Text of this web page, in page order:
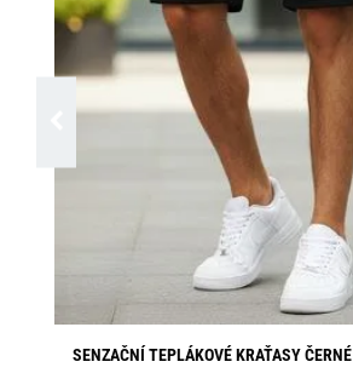
SENZAČNÍ TEPLÁKOVÉ KRAŤASY ČERNÉ